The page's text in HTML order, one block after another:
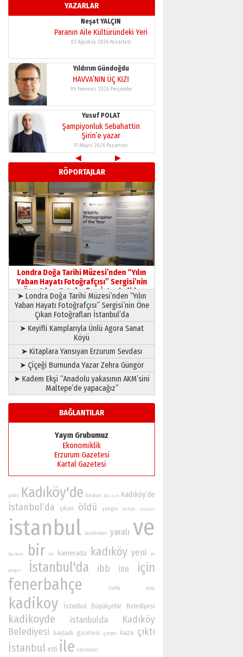
YAZARLAR
11 Mayıs 2026 Pazartesi
Neşat YALÇIN
Paranın Aile Kültüründeki Yeri
03 Ağustos 2026 Pazartesi
Yıldırım Gündoğdu
HAVVA’NIN ÜÇ KIZI
09 Temmuz 2026 Perşembe
Yusuf POLAT
Şampiyonluk Sebahattin
Şirin’e yazar
11 Mayıs 2026 Pazartesi
Neşat YALÇIN
Paranın Aile Kültüründeki Yeri
03 Ağustos 2026 Pazartesi
Yıldırım Gündoğdu
HAVVA’NIN ÜÇ KIZI
09 Temmuz 2026 Perşembe
Yusuf POLAT
Şampiyonluk Sebahattin
Şirin’e yazar
11 Mayıs 2026 Pazartesi
◀
▶
RÖPORTAJLAR
Londra Doğa Tarihi Müzesi’nden “Yılın
Yaban Hayatı Fotoğrafçısı” Sergisi’nin
Öne Çıkan Fotoğrafları İstanbul’da
➤ Londra Doğa Tarihi Müzesi’nden “Yılın
Yaban Hayatı Fotoğrafçısı” Sergisi’nin Öne
Çıkan Fotoğrafları İstanbul’da
➤ Keyifli Kamplarıyla Ünlü Agora Sanat
Köyü
➤ Kitaplara Yansıyan Erzurum Sevdası
➤ Çiçeği Burnunda Yazar Zehra Güngör
➤ Kadem Ekşi “Anadolu yakasının AKM’sini
Maltepe’de yapacağız”
BAĞLANTILAR
Yayın Grubumuz
Ekonomiklik
Erzurum Gazetesi
Kartal Gazetesi
polis Kadıköy'de baskan bu özel Kadıköy’de
İstanbul’da çıkan öldü yangin turkiye Belediye
istanbul tarafından yaralı ve
baskani bir iki kamerada kadıköy yeni en
yangın İstanbul'da ibb İBB için
fenerbahçe trafik arac
kadikoy İstanbul Büyükşehir Belediyesi
kadikoyde istanbulda
Kadıköy
Belediyesi
başladı gazetesi çarptı kaza çıktı
İstanbul etti ile otomobil